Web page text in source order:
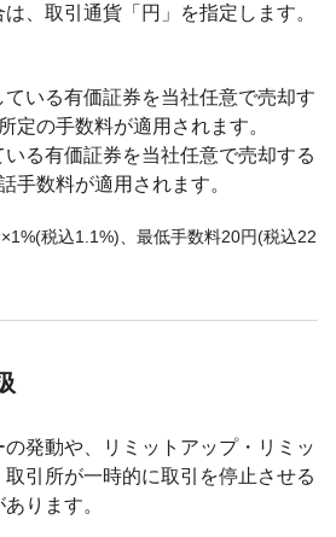
、取引通貨「円」を指定します。
いる有価証券を当社任意で売却す
定の手数料が適用されます。
る有価証券を当社任意で売却する
手数料が適用されます。
税込1.1%)、最低手数料20円(税込22
発動や、リミットアップ・リミッ
取引所が一時的に取引を停止させる
ります。